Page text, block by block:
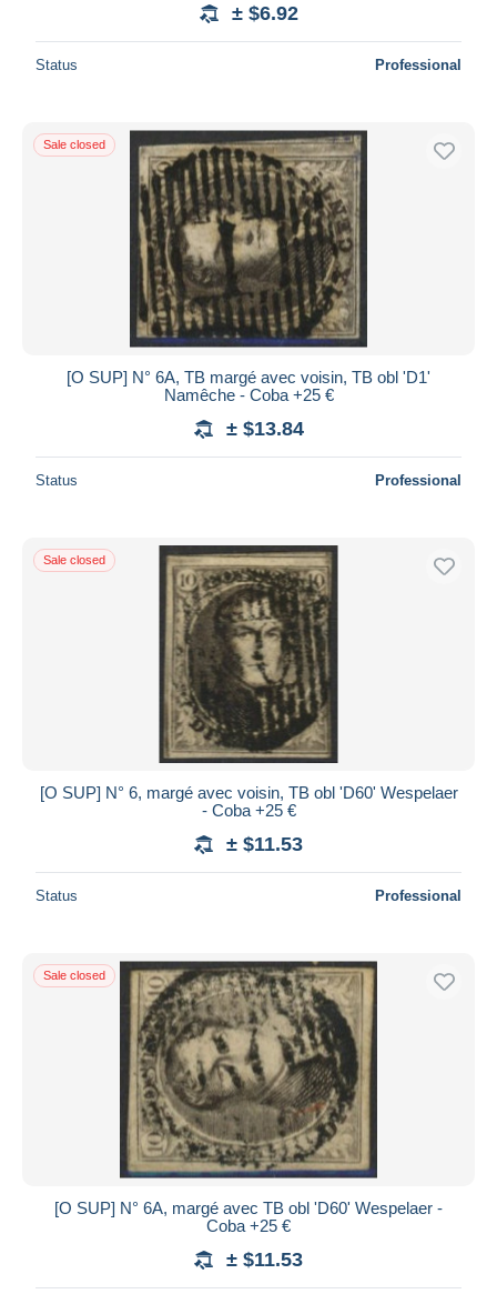
± $6.92
Status Professional
Sale closed
[O SUP] N° 6A, TB margé avec voisin, TB obl 'D1'
Namêche - Coba +25 €
± $13.84
Status Professional
Sale closed
[O SUP] N° 6, margé avec voisin, TB obl 'D60' Wespelaer
- Coba +25 €
± $11.53
Status Professional
Sale closed
[O SUP] N° 6A, margé avec TB obl 'D60' Wespelaer -
Coba +25 €
± $11.53